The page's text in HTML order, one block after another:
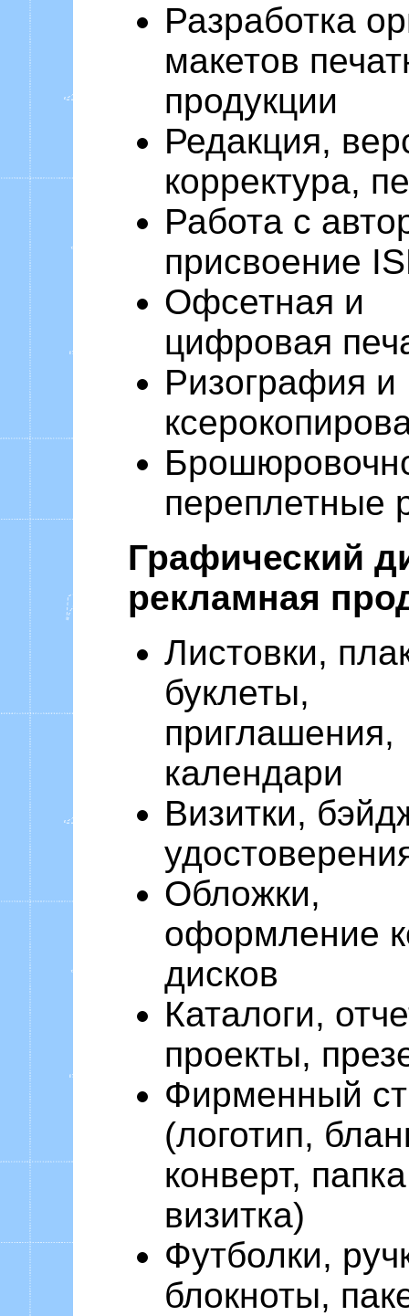
Разработка
макетов
продукции
Редакция,
корректура,
Работа с
присвоение
Офсетная и
цифровая
Ризография и
переплетные
Графический
рекламная
Листовки,
буклеты,
приглашения,
календари
Визитки,
Обложки,
оформление
дисков
Каталоги,
проекты,
Фирменный
(логотип,
конверт,
визитка)
Футболки,
блокноты,